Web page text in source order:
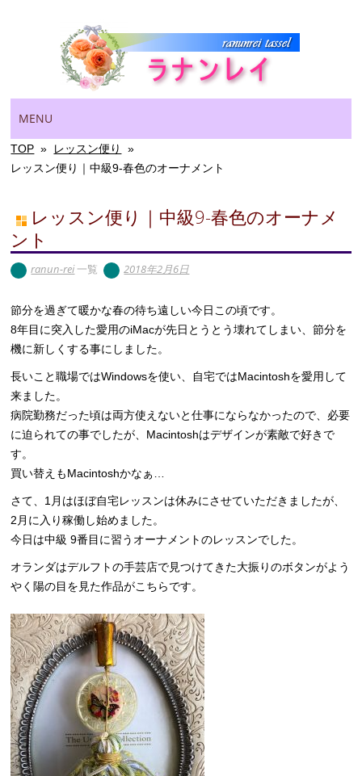
Main menu
to
content
MENU
TOP » レッスン便り
»
レッスン便り｜中級9-春色のオーナメント
レッスン便り｜中級9-春色のオーナメ
ント
ranun-rei一覧 2018年2月6日
節分を過ぎて暖かな春の待ち遠しい今日この頃です。
8年目に突入した愛用のiMacが先日とうとう壊れてしまい、節分を
機に新しくする事にしました。
長いこと職場ではWindowsを使い、自宅ではMacintoshを愛用して
来ました。
病院勤務だった頃は両方使えないと仕事にならなかったので、必要
に迫られての事でしたが、Macintoshはデザインが素敵で好きで
す。
買い替えもMacintoshかなぁ…
さて、1月はほぼ自宅レッスンは休みにさせていただきましたが、
2月に入り稼働し始めました。
今日は中級 9番目に習うオーナメントのレッスンでした。
オランダはデルフトの手芸店で見つけてきた大振りのボタンがよう
やく陽の目を見た作品がこちらです。